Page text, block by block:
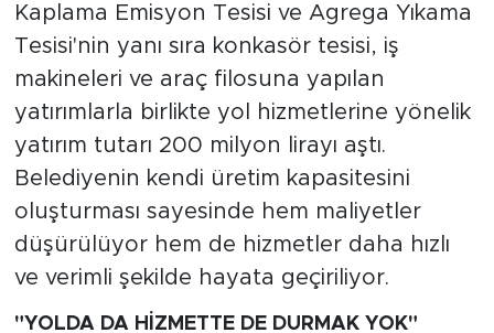
Kaplama Emisyon Tesisi ve Agrega Yıkama
Tesisi'nin yanı sıra konkasör tesisi, iş
makineleri ve araç filosuna yapılan
yatırımlarla birlikte yol hizmetlerine yönelik
yatırım tutarı 200 milyon lirayı aştı.
Belediyenin kendi üretim kapasitesini
oluşturması sayesinde hem maliyetler
düşürülüyor hem de hizmetler daha hızlı
ve verimli şekilde hayata geçiriliyor.
"YOLDA DA HİZMETTE DE DURMAK YOK"